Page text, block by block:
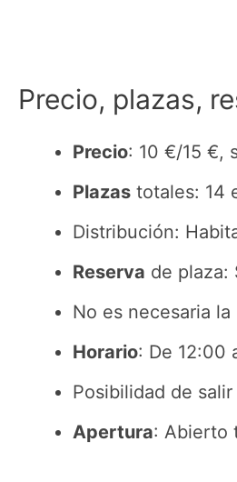
Precio, plazas,
Precio: 10 €/15 €,
Plazas totales: 14
Distribución:
Reserva de plaza:
No es necesaria la
Horario: De 12:00
Posibilidad de
Apertura: Abierto